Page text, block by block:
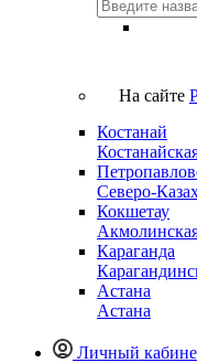
На сайте
Костанай
Северо-
Кокшетау
Караганда
Астана
Астана
Личный